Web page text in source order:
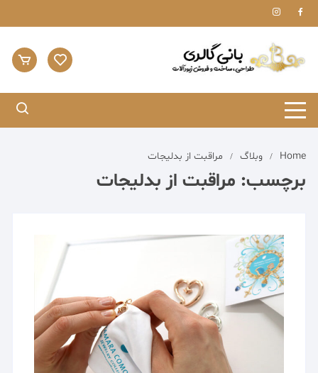
Skip
to
Home وبلاگ مراقبت از بدلیجات
برچسب: مراقبت از بدلیجات